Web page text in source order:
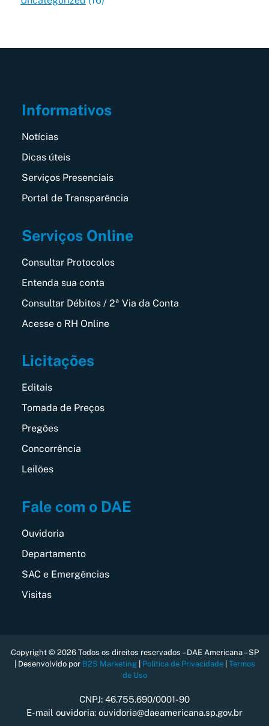
Informativos
Notícias
Dicas úteis
Serviços Presenciais
Portal de Transparência
Serviços Online
Consultar Protocolos
Entenda sua conta
Consultar Débitos / 2ª Via da Conta
Acesse o RH Online
Licitações
Editais
Tomada de Preços
Pregões
Concorrência
Leilões
Fale com o DAE
Ouvidoria
Departamento
SAC e Emergências
Visitas
Copyright © 2026 Todos os direitos reservados – DAE Americana – SP
| Desenvolvido por B2S Marketing| Política de Privacidade| Termos
de Uso
CNPJ: 46.755.690/0001-90
E-mail ouvidoria: ouvidoria@daeamericana.sp.gov.br